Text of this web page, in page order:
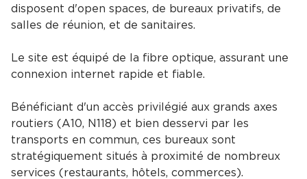
disposent d'open spaces, de bureaux privatifs, de
salles de réunion, et de sanitaires.
Le site est équipé de la fibre optique, assurant une
connexion internet rapide et fiable.
Bénéficiant d'un accès privilégié aux grands axes
routiers (A10, N118) et bien desservi par les
transports en commun, ces bureaux sont
stratégiquement situés à proximité de nombreux
services (restaurants, hôtels, commerces).